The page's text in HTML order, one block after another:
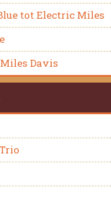
tot Electric Miles
Davis